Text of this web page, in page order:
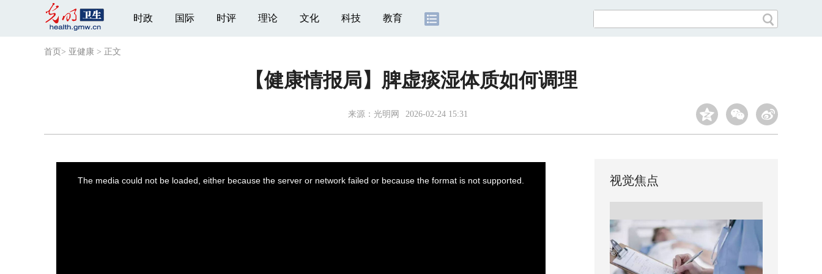
时政 国际 时评 理论 文化 科技 教育
首页 > 亚健康 > 正文
【健康情报局】脾虚痰湿体质如何调理
来源： 光明网 2026-02-24 15:31
The media could not be loaded, either because the server or network failed or because the format is not supported. 视觉焦点